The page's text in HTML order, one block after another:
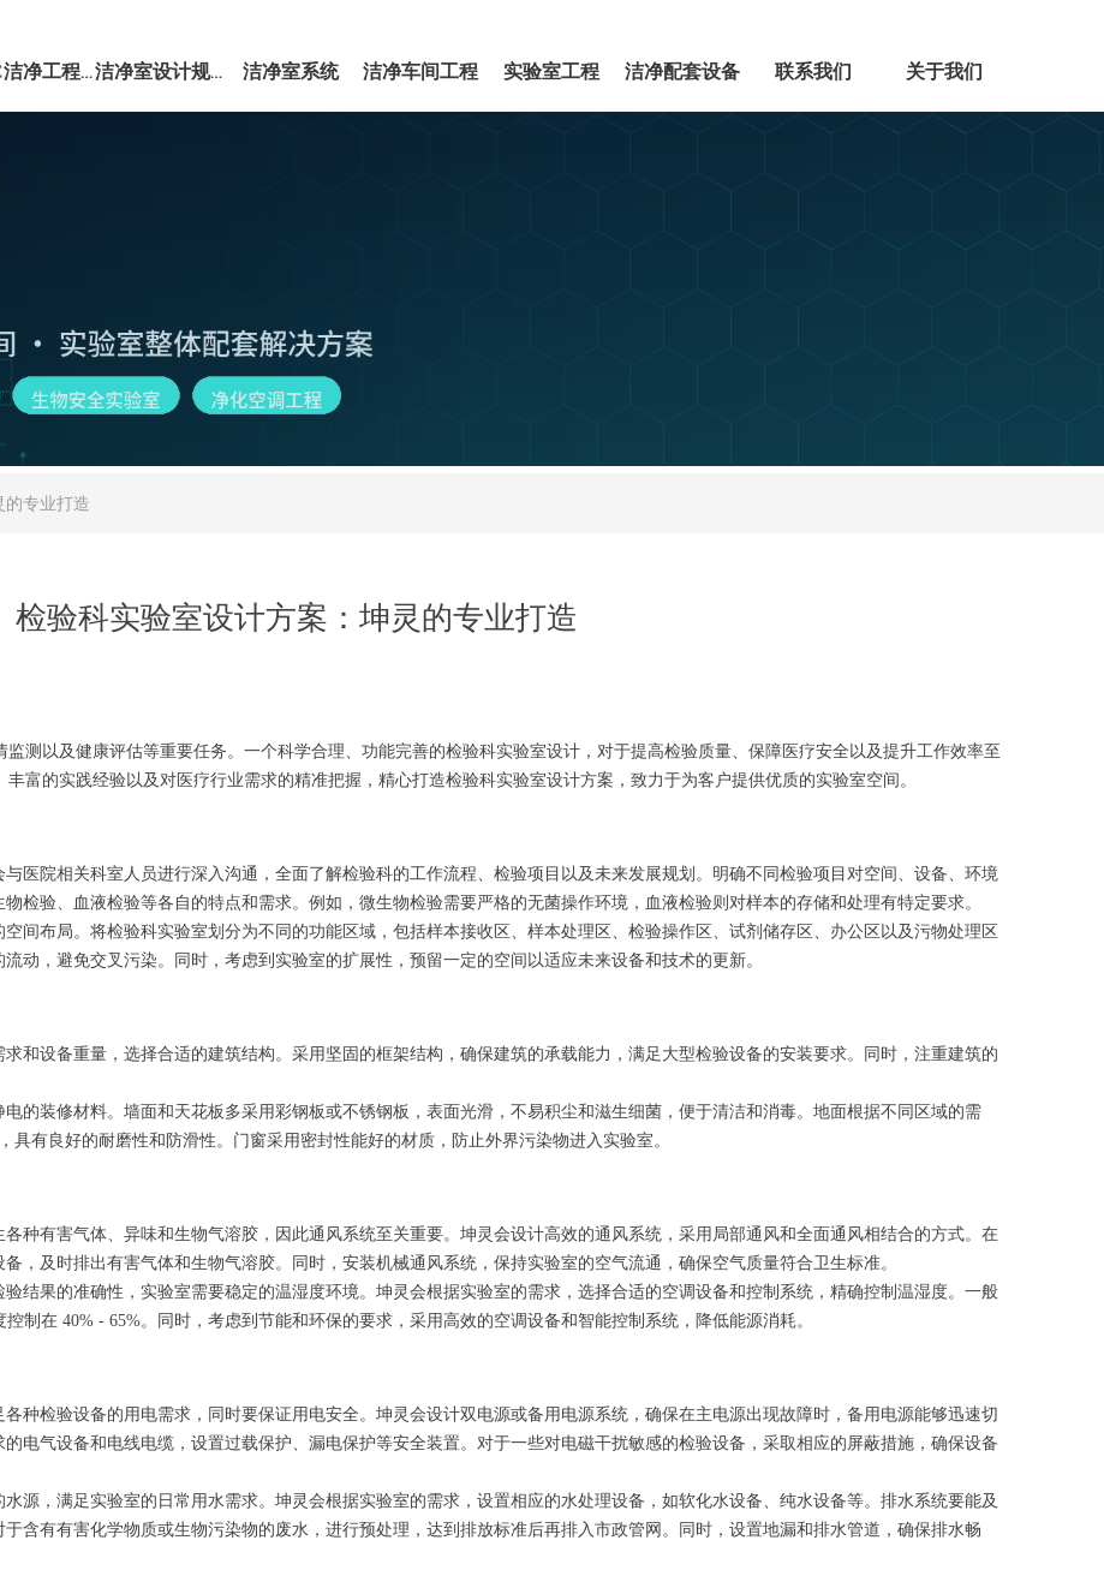
EPC洁净工程服务 洁净室设计规范 洁净室系统 洁净车间工程 实验室工程 洁净配套设备 联系我们 关于我们
检验科实验室设计方案：坤灵的专业打造
测以及健康评估等重要任务。一个科学合理、功能完善的检验科实验室设计，对于提高检验质量、保障医疗安全以及提升工作效率至
富的实践经验以及对医疗行业需求的精准把握，精心打造检验科实验室设计方案，致力于为客户提供优质的实验室空间。
与医院相关科室人员进行深入沟通，全面了解检验科的工作流程、检验项目以及未来发展规划。明确不同检验项目对空间、设备、环境
检验、血液检验等各自的特点和需求。例如，微生物检验需要严格的无菌操作环境，血液检验则对样本的存储和处理有特定要求。
空间布局。将检验科实验室划分为不同的功能区域，包括样本接收区、样本处理区、检验操作区、试剂储存区、办公区以及污物处理区
动，避免交叉污染。同时，考虑到实验室的扩展性，预留一定的空间以适应未来设备和技术的更新。
求和设备重量，选择合适的建筑结构。采用坚固的框架结构，确保建筑的承载能力，满足大型检验设备的安装要求。同时，注重建筑的
电的装修材料。墙面和天花板多采用彩钢板或不锈钢板，表面光滑，不易积尘和滋生细菌，便于清洁和消毒。地面根据不同区域的需
具有良好的耐磨性和防滑性。门窗采用密封性能好的材质，防止外界污染物进入实验室。
各种有害气体、异味和生物气溶胶，因此通风系统至关重要。坤灵会设计高效的通风系统，采用局部通风和全面通风相结合的方式。在
，及时排出有害气体和生物气溶胶。同时，安装机械通风系统，保持实验室的空气流通，确保空气质量符合卫生标准。
验结果的准确性，实验室需要稳定的温湿度环境。坤灵会根据实验室的需求，选择合适的空调设备和控制系统，精确控制温湿度。一般
制在 40% - 65%。同时，考虑到节能和环保的要求，采用高效的空调设备和智能控制系统，降低能源消耗。
各种检验设备的用电需求，同时要保证用电安全。坤灵会设计双电源或备用电源系统，确保在主电源出现故障时，备用电源能够迅速切
电气设备和电线电缆，设置过载保护、漏电保护等安全装置。对于一些对电磁干扰敏感的检验设备，采取相应的屏蔽措施，确保设备
水源，满足实验室的日常用水需求。坤灵会根据实验室的需求，设置相应的水处理设备，如软化水设备、纯水设备等。排水系统要能及
含有有害化学物质或生物污染物的废水，进行预处理，达到排放标准后再排入市政管网。同时，设置地漏和排水管道，确保排水畅
的专业打造